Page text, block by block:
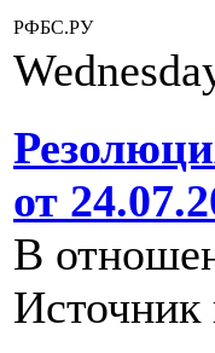
РФБС.РУ
от
В